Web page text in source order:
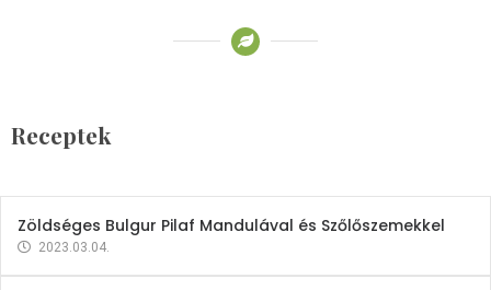
Receptek
2023.03.06.
Zöldséges Bulgur Pilaf Mandulával és Szőlőszemekkel
2023.03.04.